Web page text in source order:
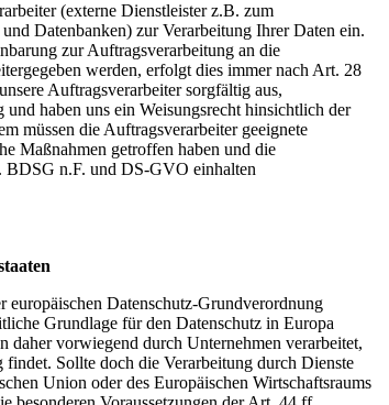
(externe Dienstleister z.B. zum
Datenbanken) zur Verarbeitung Ihrer Daten ein.
zur Auftragsverarbeitung an die
werden, erfolgt dies immer nach Art. 28
Auftragsverarbeiter sorgfältig aus,
haben uns ein Weisungsrecht hinsichtlich der
müssen die Auftragsverarbeiter geeignete
Maßnahmen getroffen haben und die
BDSG n.F. und DS-GVO einhalten
europäischen Datenschutz-Grundverordnung
Grundlage für den Datenschutz in Europa
daher vorwiegend durch Unternehmen verarbeitet,
Sollte doch die Verarbeitung durch Dienste
Union oder des Europäischen Wirtschaftsraums